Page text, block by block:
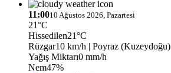
11:0010 Ağustos 2026, Pazartesi
21°C
Hissedilen21°C
Rüzgar10 km/h | Poyraz (Kuzeydoğu)
Yağış Miktarı0 mm/h
Nem47%